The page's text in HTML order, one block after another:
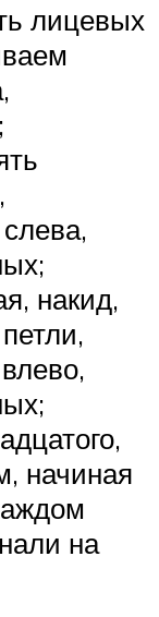
лицевых
накид,
начиная
на